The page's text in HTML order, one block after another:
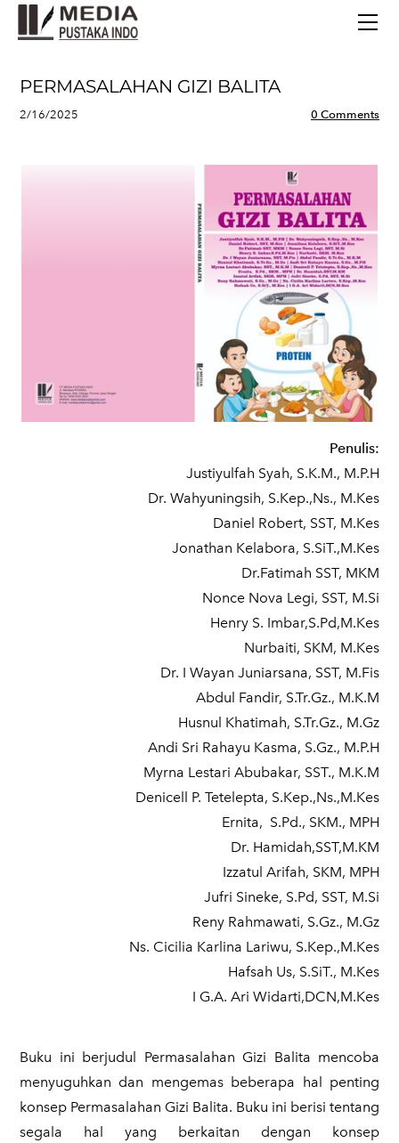
PERMASALAHAN GIZI BALITA
2/16/2025 0 Comments
Penulis:
Justiyulfah Syah, S.K.M., M.P.H
Dr. Wahyuningsih, S.Kep.,Ns., M.Kes
Daniel Robert, SST, M.Kes
Jonathan Kelabora, S.SiT.,M.Kes
Dr.Fatimah SST, MKM
Nonce Nova Legi, SST, M.Si
Henry S. Imbar,S.Pd,M.Kes
Nurbaiti, SKM, M.Kes
Dr. I Wayan Juniarsana, SST, M.Fis
Abdul Fandir, S.Tr.Gz., M.K.M
Husnul Khatimah, S.Tr.Gz., M.Gz
Andi Sri Rahayu Kasma, S.Gz., M.P.H
Myrna Lestari Abubakar, SST., M.K.M
Denicell P. Tetelepta, S.Kep.,Ns.,M.Kes
Ernita, S.Pd., SKM., MPH
Dr. Hamidah,SST,M.KM
Izzatul Arifah, SKM, MPH
Jufri Sineke, S.Pd, SST, M.Si
Reny Rahmawati, S.Gz., M.Gz
Ns. Cicilia Karlina Lariwu, S.Kep.,M.Kes
Hafsah Us, S.SiT., M.Kes
I G.A. Ari Widarti,DCN,M.Kes
Buku ini berjudul Permasalahan Gizi Balita mencoba
menyuguhkan dan mengemas beberapa hal penting
konsep Permasalahan Gizi Balita. Buku ini berisi tentang
segala hal yang berkaitan dengan konsep